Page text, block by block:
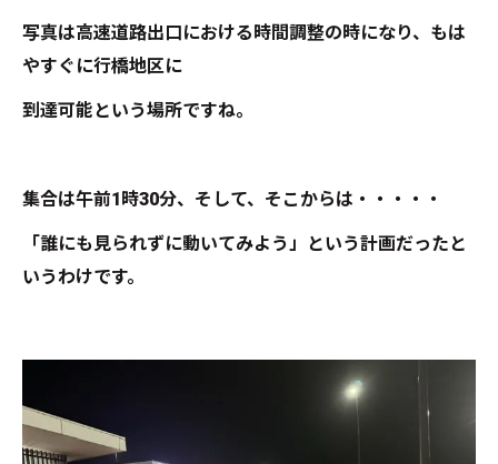
写真は高速道路出口における時間調整の時になり、もは
やすぐに行橋地区に
到達可能という場所ですね。
集合は午前1時30分、そして、そこからは・・・・・
「誰にも見られずに動いてみよう」という計画だったと
いうわけです。